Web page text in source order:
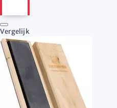
Vergelijk